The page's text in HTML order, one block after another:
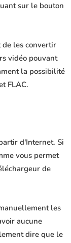
sur le bouton
de les convertir
vidéo pouvant
la possibilité
FLAC.
d'Internet. Si
vous permet
de
les
aucune
dire que le